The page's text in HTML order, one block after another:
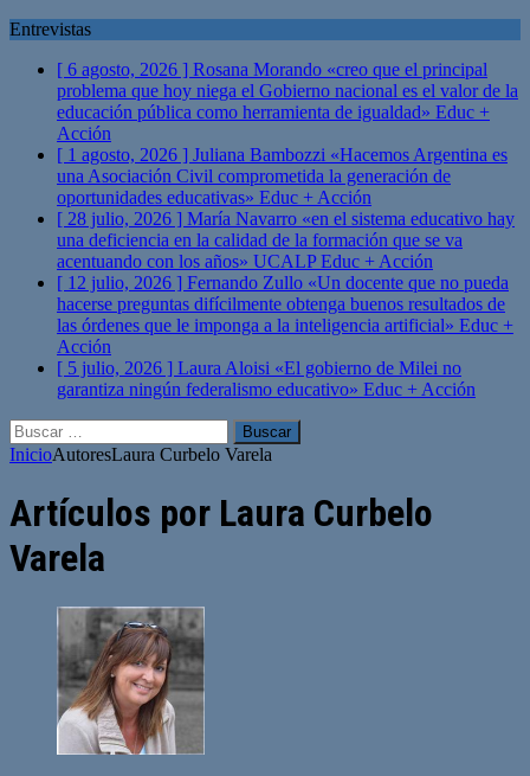
Entrevistas
[ 6 agosto, 2026 ] Rosana Morando «creo que el principal
problema que hoy niega el Gobierno nacional es el valor de la
educación pública como herramienta de igualdad» Educ +
Acción
[ 1 agosto, 2026 ] Juliana Bambozzi «Hacemos Argentina es
una Asociación Civil comprometida la generación de
oportunidades educativas» Educ + Acción
[ 28 julio, 2026 ] María Navarro «en el sistema educativo hay
una deficiencia en la calidad de la formación que se va
acentuando con los años» UCALPEduc + Acción
[ 12 julio, 2026 ] Fernando Zullo «Un docente que no pueda
hacerse preguntas difícilmente obtenga buenos resultados de
las órdenes que le imponga a la inteligencia artificial» Educ +
Acción
[ 5 julio, 2026 ] Laura Aloisi «El gobierno de Milei no
garantiza ningún federalismo educativo» Educ + Acción
Buscar:
InicioAutoresLaura Curbelo Varela
Artículos por Laura Curbelo
Varela